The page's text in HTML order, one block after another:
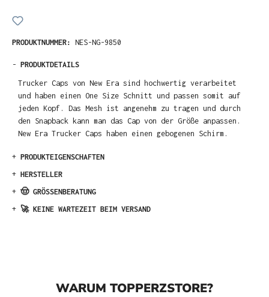
PRODUKTNUMMER: NES-NG-9850
- PRODUKTDETAILS
Trucker Caps von New Era sind hochwertig verarbeitet
und haben einen One Size Schnitt und passen somit auf
jeden Kopf. Das Mesh ist angenehm zu tragen und durch
den Snapback kann man das Cap von der Größe anpassen.
New Era Trucker Caps haben einen gebogenen Schirm.
+ PRODUKTEIGENSCHAFTEN
+ HERSTELLER
+ 🤠 GRÖSSENBERATUNG
+ 🚀 KEINE WARTEZEIT BEIM VERSAND
WARUM TOPPERZSTORE?